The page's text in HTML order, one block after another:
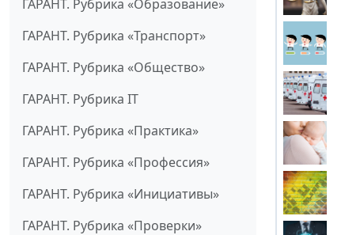
ГАРАНТ. Рубрика «Образование»
ГАРАНТ. Рубрика «Транспорт»
ГАРАНТ. Рубрика «Общество»
ГАРАНТ. Рубрика IT
ГАРАНТ. Рубрика «Практика»
ГАРАНТ. Рубрика «Профессия»
ГАРАНТ. Рубрика «Инициативы»
ГАРАНТ. Рубрика «Проверки»